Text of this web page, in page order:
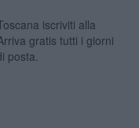
iscriviti alla
gratis tutti i giorni
posta.